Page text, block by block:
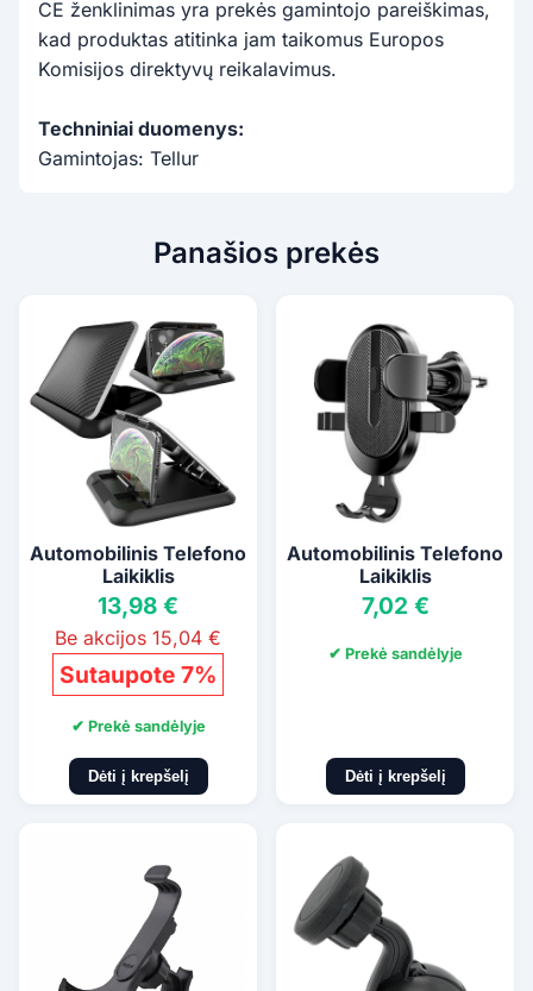
CE ženklinimas yra prekės gamintojo pareiškimas,
kad produktas atitinka jam taikomus Europos
Komisijos direktyvų reikalavimus.
Techniniai duomenys:
Gamintojas: Tellur
Panašios prekės
Automobilinis Telefono
Laikiklis
13,98 €
Be akcijos 15,04 €
Sutaupote 7%
✔ Prekė sandėlyje
Dėti į krepšelį
Automobilinis Telefono
Laikiklis
7,02 €
✔ Prekė sandėlyje
Dėti į krepšelį